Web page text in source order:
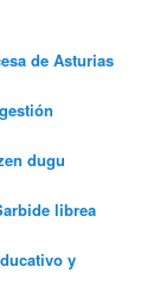
de Asturias
dugu
librea
y